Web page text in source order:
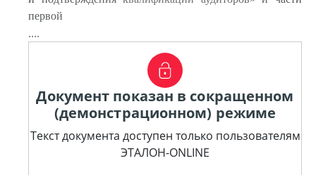
первой
....
Документ показан в сокращенном
(демонстрационном) режиме
Текст документа доступен только пользователям
ЭТАЛОН-ONLINE